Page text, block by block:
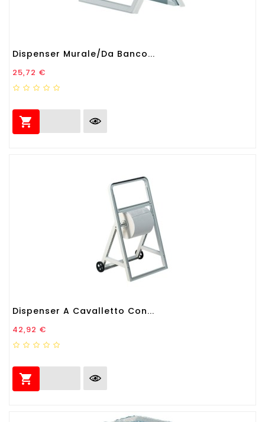
Dispenser Murale/da Banco...
Prezzo
25,72 €

Dispenser A Cavalletto Con...
Prezzo
42,92 €
